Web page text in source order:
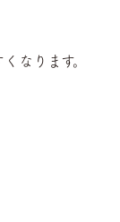
なります。